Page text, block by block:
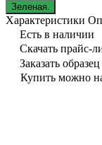
Зеленая.
Характеристики
Есть в наличии
Скачать прайс-
Заказать образец
Купить можно